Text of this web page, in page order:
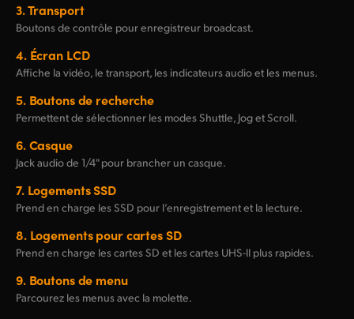
3.Transport
Boutons de contrôle pour enregistreur broadcast.
4.Écran LCD
Affiche la vidéo, le transport, les indicateurs audio et les menus.
5.Boutons de recherche
Permettent de sélectionner les modes Shuttle, Jog et Scroll.
6.Casque
Jack audio de 1/4" pour brancher un casque.
7.Logements SSD
Prend en charge les SSD pour l’enregistrement et la lecture.
8.Logements pour cartes SD
Prend en charge les cartes SD et les cartes UHS-II plus rapides.
9.Boutons de menu
Parcourez les menus avec la molette.